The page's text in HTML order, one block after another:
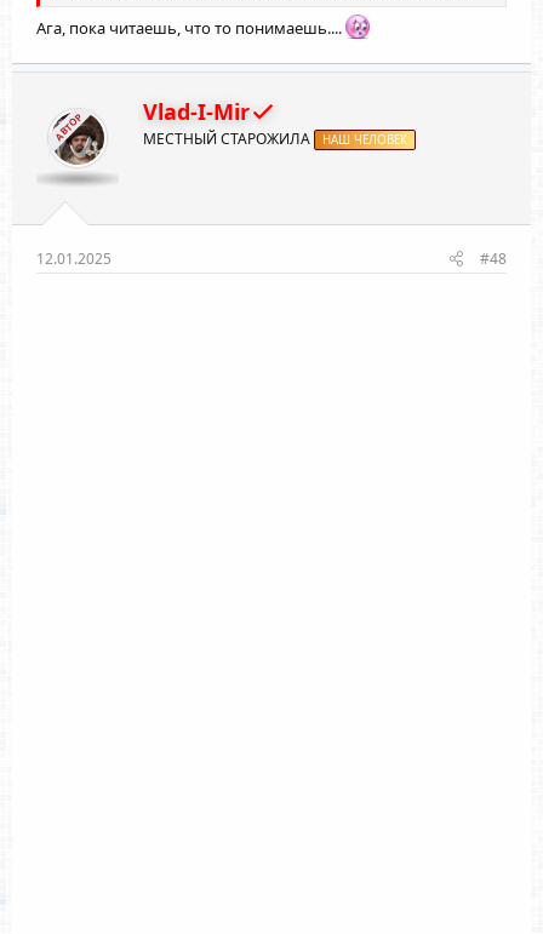
Ага, пока читаешь, что то понимаешь....
АВТОР Vlad-I-Mir
МЕСТНЫЙ СТАРОЖИЛА НАШ ЧЕЛОВЕК
12.01.2025 #48